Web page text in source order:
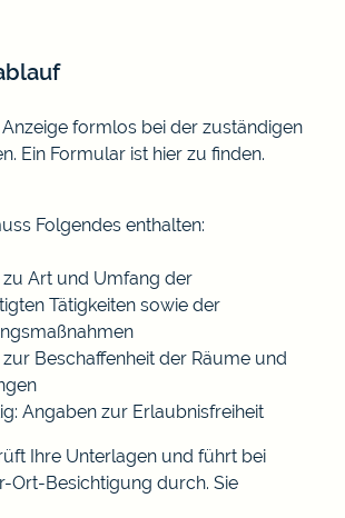
formlos bei der zuständigen
Ein Formular ist hier zu finden.
Folgendes enthalten:
Art und Umfang der
Tätigkeiten sowie der
Beschaffenheit der Räume und
Angaben zur Erlaubnisfreiheit
Ihre Unterlagen und führt bei
Ort-Besichtigung durch. Sie